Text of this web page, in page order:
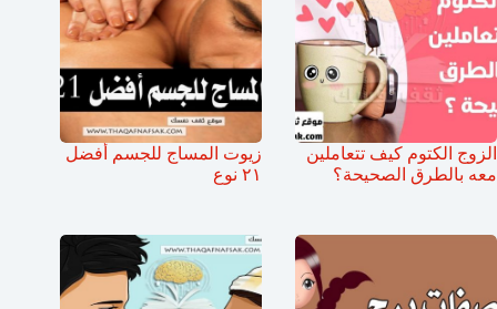
الزوج الكتوم كيف تتعاملين
معه بالطرق الصحيحة؟
زيوت المساج للجسم أفضل
٢١ نوع